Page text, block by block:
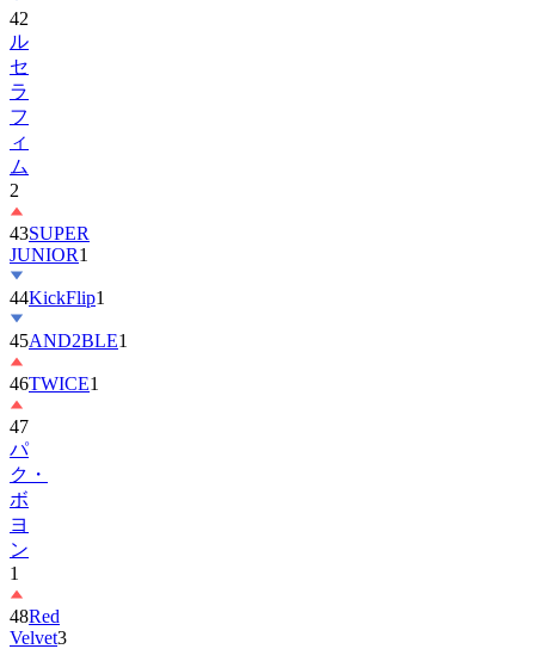
42
ル
セ
ラ
フ
ィ
ム
2
43SUPER
JUNIOR1
44KickFlip1
45AND2BLE1
46TWICE1
47
パ
ク・
ボ
ヨ
ン
1
48Red
Velvet3